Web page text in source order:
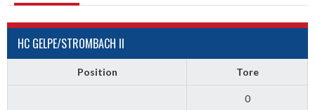
HC GELPE/STROMBACH II
Position Tore
0